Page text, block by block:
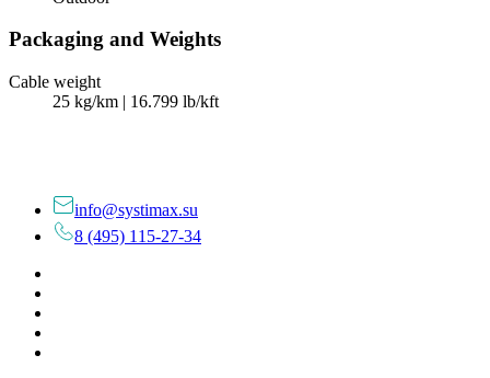
Packaging and Weights
Cable weight
25 kg/km | 16.799 lb/kft
info@systimax.su
8 (495) 115-27-34